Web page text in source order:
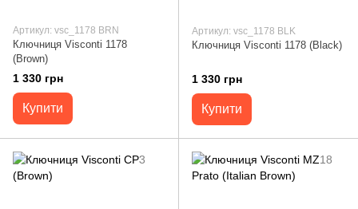
Артикул: vsc_1178 BRN
Ключниця Visconti 1178
(Brown)
1 330 грн
Купити
Артикул: vsc_1178 BLK
Ключниця Visconti 1178 (Black)
1 330 грн
Купити